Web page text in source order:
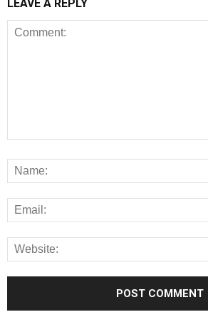
LEAVE A REPLY